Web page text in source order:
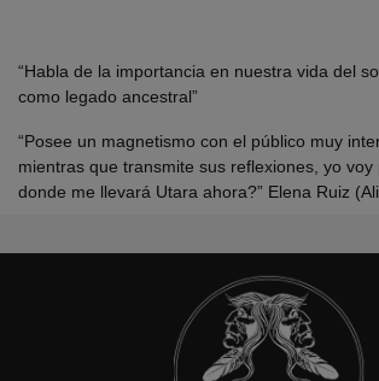
“Habla de la importancia en nuestra vida del
como legado ancestral”
“Posee un magnetismo con el público muy
mientras que transmite sus reflexiones, yo
donde me llevará Utara ahora?” Elena Ruiz